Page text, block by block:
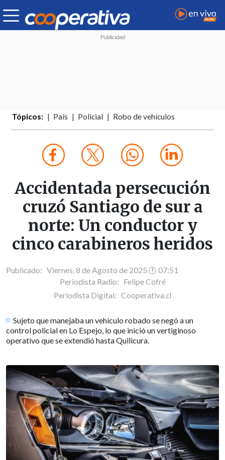
Tópicos: País Policial Robo de vehículos
Accidentada persecución
cruzó Santiago de sur a
norte: Un conductor y
cinco carabineros heridos
Publicado: Viernes, 8 de Agosto de 2025 🕐 07:51
Periodista Radio: Felipe Cofré
Periodista Digital: Cooperativa.cl
Sujeto que manejaba un vehículo robado se negó a un
control policial en Lo Espejo, lo que inició un vertiginoso
operativo que se extendió hasta Quilicura.